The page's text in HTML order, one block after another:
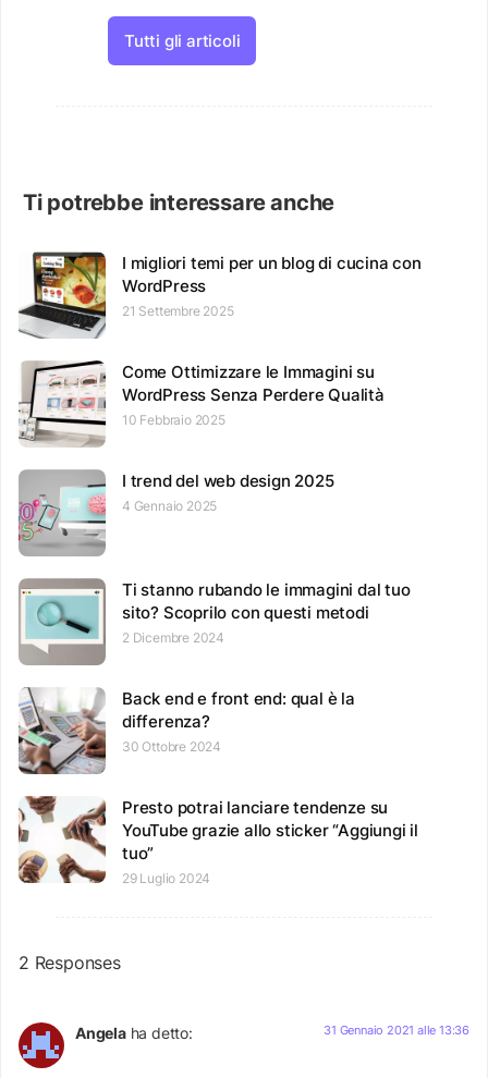
Tutti gli articoli
Ti potrebbe interessare anche
I migliori temi per un blog di cucina con
WordPress
21 Settembre 2025
Come Ottimizzare le Immagini su
WordPress Senza Perdere Qualità
10 Febbraio 2025
I trend del web design 2025
4 Gennaio 2025
Ti stanno rubando le immagini dal tuo
sito? Scoprilo con questi metodi
2 Dicembre 2024
Back end e front end: qual è la
differenza?
30 Ottobre 2024
Presto potrai lanciare tendenze su
YouTube grazie allo sticker “Aggiungi il
tuo”
29 Luglio 2024
2 Responses
Angela ha detto: 31 Gennaio 2021 alle 13:36